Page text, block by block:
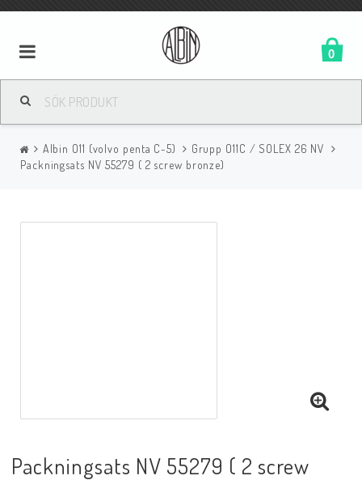
0
Albin O11 (volvo penta C-5)
Grupp O11C / SOLEX 26 NV
Packningsats NV 55279 ( 2 screw bronze)
Packningsats NV 55279 ( 2 screw